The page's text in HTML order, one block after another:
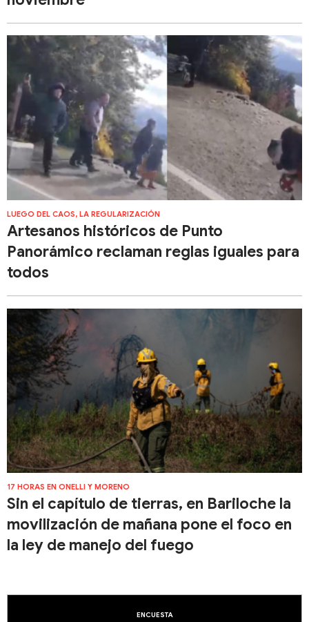
LUEGO DEL CAOS, LA REGULARIZACIÓN
Artesanos históricos de Punto
Panorámico reclaman reglas iguales para
todos
17 HORAS EN ONELLI Y MORENO
Sin el capítulo de tierras, en Bariloche la
movilización de mañana pone el foco en
la ley de manejo del fuego
ENCUESTA